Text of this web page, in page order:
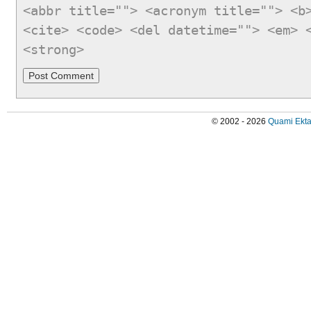
<abbr title=""> <acronym title="">
<cite> <code> <del datetime="">
<strong>
© 2002 - 2026 Quami